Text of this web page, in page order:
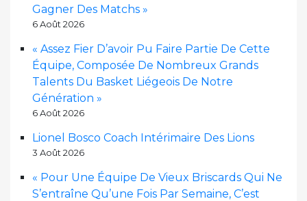
Gagner Des Matchs »
6 Août 2026
« Assez Fier D’avoir Pu Faire Partie De Cette
Équipe, Composée De Nombreux Grands
Talents Du Basket Liégeois De Notre
Génération »
6 Août 2026
Lionel Bosco Coach Intérimaire Des Lions
3 Août 2026
« Pour Une Équipe De Vieux Briscards Qui Ne
S’entraîne Qu’une Fois Par Semaine, C’est